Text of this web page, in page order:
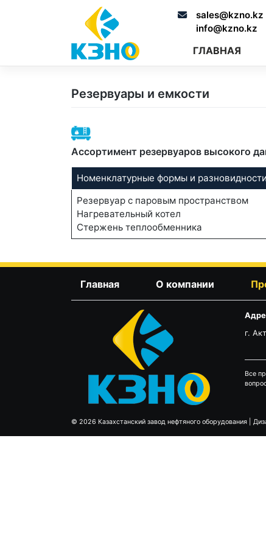
sales@kzno.kz
info@kzno.kz
ГЛАВНАЯ
Резервуары и емкости
Ассортимент резервуаров высокого
Номенклатурные формы и разновидности
Резервуар с паровым пространством
Нагревательный котел
Стержень теплообменника
Главная О компании
г.
Все
© 2026 Казахстанский завод нефтяного оборудования